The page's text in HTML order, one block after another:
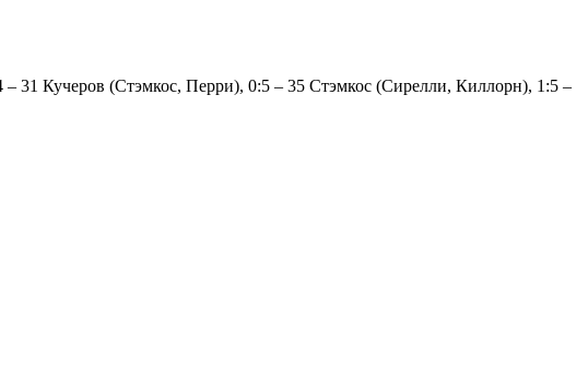
31 Кучеров (Стэмкос, Перри), 0:5 – 35 Стэмкос (Сирелли, Киллорн), 1:5 –